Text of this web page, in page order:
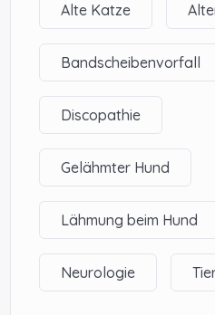
Alte Katze
Bandscheibenvorfall
Discopathie
Gelähmter Hund
Lähmung beim Hund
Neurologie